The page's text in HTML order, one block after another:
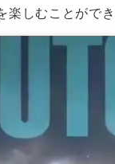
しむことができ